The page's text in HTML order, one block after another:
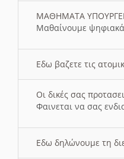
ΜΑΘΗΜΑΤΑ
Μαθαίνουμε
Εδω βαζετε τις
Οι δικές σας
Φαινεται να σας
Εδω δηλώνουμε τη